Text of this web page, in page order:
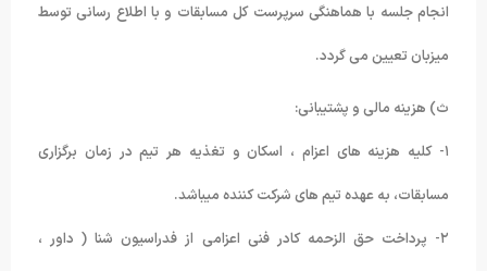
انجام جلسه با هماهنگی سرپرست کل مسابقات و با اطلاع رسانی توسط
میزبان تعیین می گردد.
ث) هزینه مالی و پشتیبانی:
۱- کلیه هزینه های اعزام ، اسکان و تغذیه هر تیم در زمان برگزاری
مسابقات، به عهده تیم های شرکت کننده میباشد.
۲- پرداخت حق الزحمه کادر فنی اعزامی از فدراسیون شنا ( داور ،